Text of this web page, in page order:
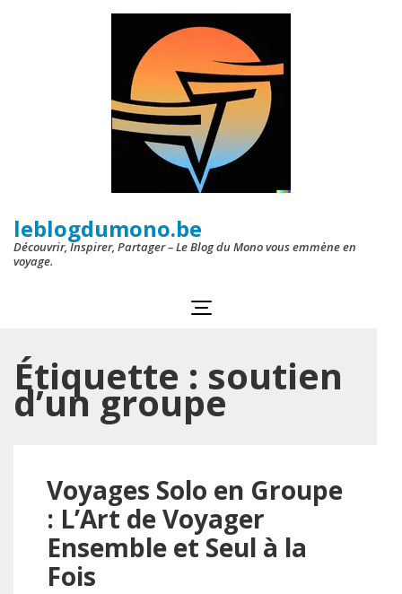
leblogdumono.be
Découvrir, Inspirer, Partager – Le Blog du Mono vous emmène en
voyage.
Étiquette : soutien
d’un groupe
Voyages Solo en Groupe
: L’Art de Voyager
Ensemble et Seul à la
Fois